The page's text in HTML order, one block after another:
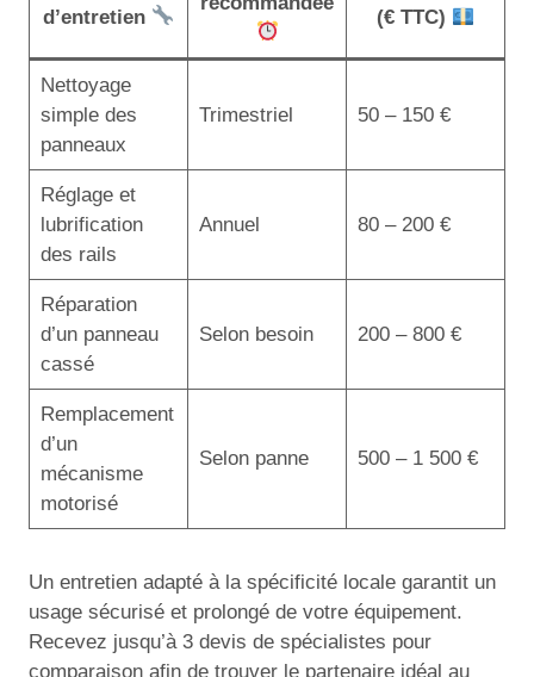
d’entretien (€ TTC)
Nettoyage
simple des
panneaux
Trimestriel 50 – 150 €
Réglage et
lubrification
des rails
Annuel 80 – 200 €
Réparation
d’un panneau
cassé
Selon besoin 200 – 800 €
Remplacement
d’un
mécanisme
motorisé
Selon panne 500 – 1 500 €
Un entretien adapté à la spécificité locale garantit un
usage sécurisé et prolongé de votre équipement.
Recevez jusqu’à 3 devis de spécialistes pour
comparaison afin de trouver le partenaire idéal au